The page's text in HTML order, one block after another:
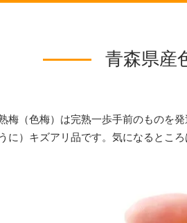
青森県産
梅（色梅）は完熟一歩手前のものを
に）キズアリ品です。気になるとこ